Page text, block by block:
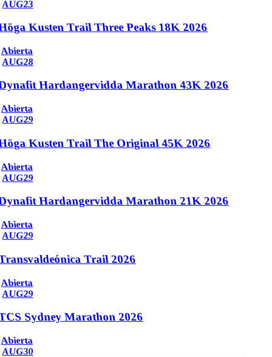
AUG23
Kusten Trail Three Peaks 18K 2026
Abierta
AUG28
Hardangervidda Marathon 43K 2026
Abierta
AUG29
Kusten Trail The Original 45K 2026
Abierta
AUG29
Hardangervidda Marathon 21K 2026
Abierta
AUG29
Trail 2026
Abierta
AUG29
Sydney Marathon 2026
Abierta
AUG30